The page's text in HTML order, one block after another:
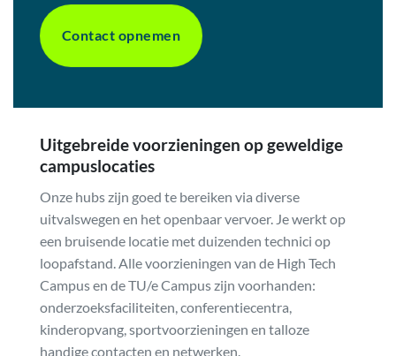
Contact opnemen
Uitgebreide voorzieningen op geweldige
campuslocaties
Onze hubs zijn goed te bereiken via diverse
uitvalswegen en het openbaar vervoer. Je werkt op
een bruisende locatie met duizenden technici op
loopafstand. Alle voorzieningen van de High Tech
Campus en de TU/e Campus zijn voorhanden:
onderzoeksfaciliteiten, conferentiecentra,
kinderopvang, sportvoorzieningen en talloze
handige contacten en netwerken.